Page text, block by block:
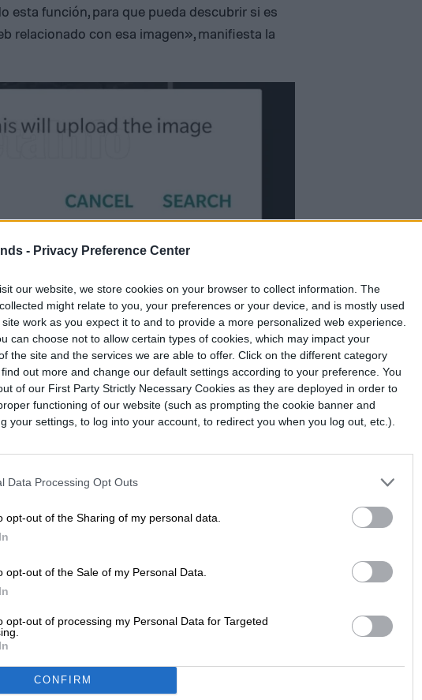
- Privacy Preference Center
our website, we store cookies on your browser to collect information. The
might relate to you, your preferences or your device, and is mostly used
work as you expect it to and to provide a more personalized web experience.
can choose not to allow certain types of cookies, which may impact your
the site and the services we are able to offer. Click on the different category
out more and change our default settings according to your preference. You
of our First Party Strictly Necessary Cookies as they are deployed in order to
functioning of our website (such as prompting the cookie banner and
your settings, to log into your account, to redirect you when you log out, etc.).
Data Processing Opt Outs
opt-out of the Sharing of my personal data.
opt-out of the Sale of my Personal Data.
opt-out of processing my Personal Data for Targeted
CONFIRM
esta función, para que pueda descubrir si es
relacionado con esa imagen», manifiesta la
de autor
podrían añadir a
de las cosas que está probando WhatsApp es
los chats de conversación con un fijador de